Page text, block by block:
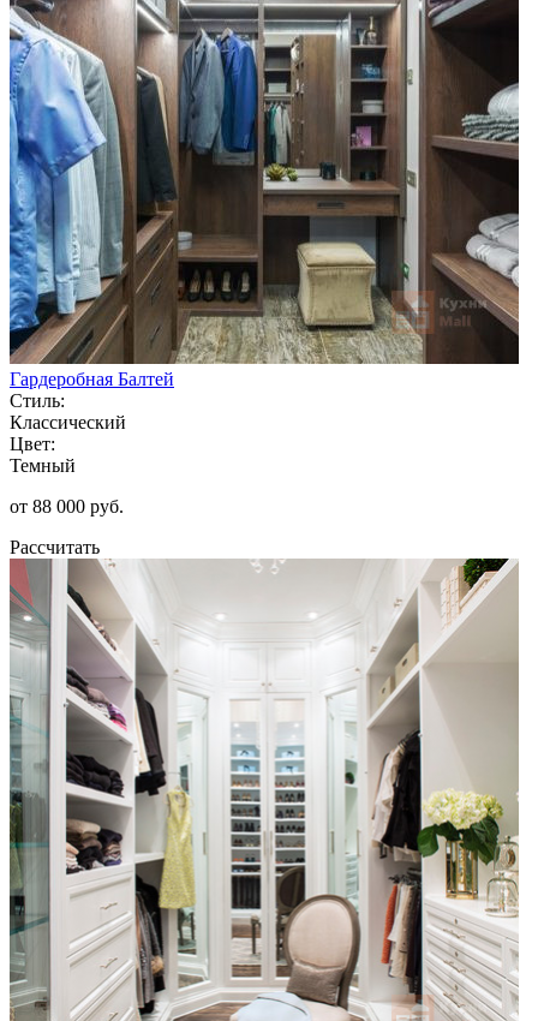
Гардеробная Балтей
Стиль:
Классический
Цвет:
Темный
от 88 000 руб.
Рассчитать